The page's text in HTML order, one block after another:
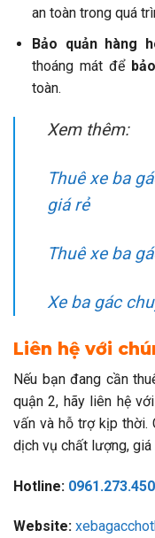
an toàn trong quá
Bảo quản hàng
thoáng mát để
toàn.
Xem thêm:
Thuê xe ba
giá rẻ
Thuê xe ba
Xe ba gác
Liên hệ với
Nếu bạn đang cần
quận 2, hãy liên hệ
vấn và hỗ trợ kịp thời.
dịch vụ chất lượng,
Hotline: 0961.273.450
Website: